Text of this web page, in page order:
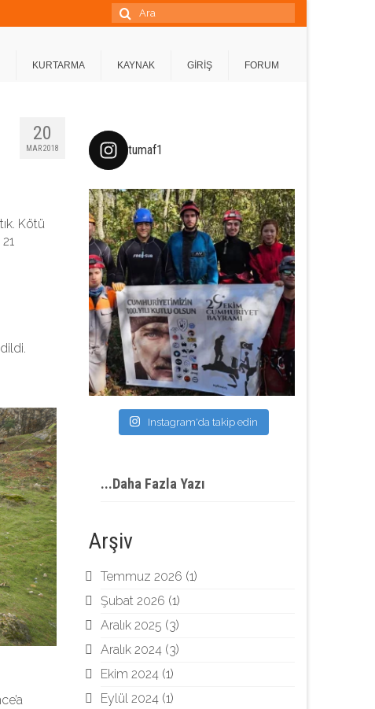
Şunu
ara:
KURTARMA KAYNAK GİRİŞ FORUM
20
MAR 2018
Kötü
tumaf1
Instagram'da takip edin
...Daha Fazla Yazı
Arşiv
Temmuz 2026 (1)
Şubat 2026 (1)
Aralık 2025 (3)
Aralık 2024(3)
Ekim 2024(1)
Eylül 2024(1)